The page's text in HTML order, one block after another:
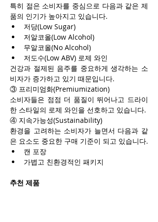
특히 젊은 소비자를 중심으로 다음과 같은 제
품의 인기가 높아지고 있습니다.
저당(Low Sugar)
저알코올(Low Alcohol)
무알코올(No Alcohol)
저도수(Low ABV) 로제 와인
건강과 절제된 음주를 중요하게 생각하는 소
비자가 증가하고 있기 때문입니다.
③ 프리미엄화(Premiumization)
소비자들은 점점 더 품질이 뛰어나고 드라이
한 스타일의 로제 와인을 선호하고 있습니다.
④ 지속가능성(Sustainability)
환경을 고려하는 소비자가 늘면서 다음과 같
은 요소도 중요한 구매 기준이 되고 있습니다.
캔 포장
가볍고 친환경적인 패키지
추천 제품